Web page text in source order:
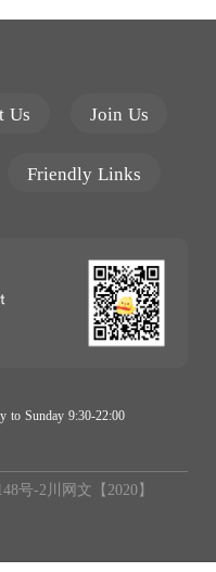
Us Join Us
Friendly Links
to Sunday 9:30-22:00
号-2 川网文【2020】